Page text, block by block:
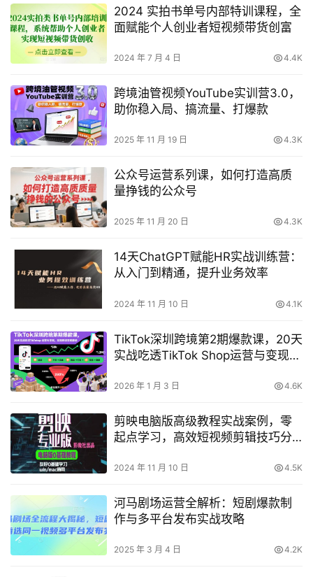
2024 实拍书单号内部特训课程，全
面赋能个人创业者短视频带货创富
2024 年 7 月 4 日 4.4K
跨境油管视频YouTube实训营3.0，
助你稳入局、搞流量、打爆款
2025 年 11 月 19 日 4.3K
公众号运营系列课，如何打造高质
量挣钱的公众号
2025 年 11 月 20 日 4.3K
14天ChatGPT赋能HR实战训练营：
从入门到精通，提升业务效率
2024 年 11 月 10 日 4.1K
TikTok深圳跨境第2期爆款课，20天
实战吃透TikTok Shop运营与变现，
2026 年 1 月 3 日 4.6K
剪映电脑版高级教程实战案例，零
起点学习，高效短视频剪辑技巧分
2024 年 11 月 10 日 4.5K
河马剧场运营全解析：短剧爆款制
作与多平台发布实战攻略
2025 年 3 月 4 日 4.2K